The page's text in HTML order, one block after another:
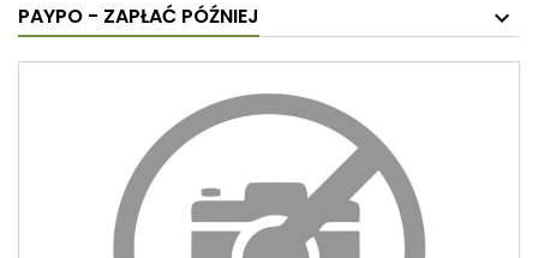
PAYPO - ZAPŁAĆ PÓŹNIEJ